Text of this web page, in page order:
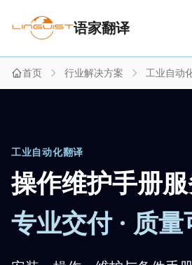
语家翻译
首页 行业解决方案 工业自动
工业自动化翻译
操作维护手册
专业交付 · 质量